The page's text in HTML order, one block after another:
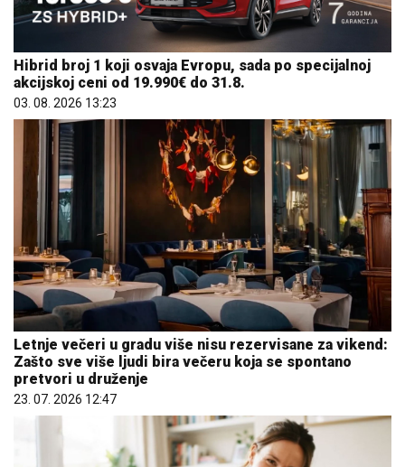
03. 08. 2026 13:23
Letnje večeri u gradu više nisu rezervisane za vikend:
Zašto sve više ljudi bira večeru koja se spontano
pretvori u druženje
23. 07. 2026 12:47